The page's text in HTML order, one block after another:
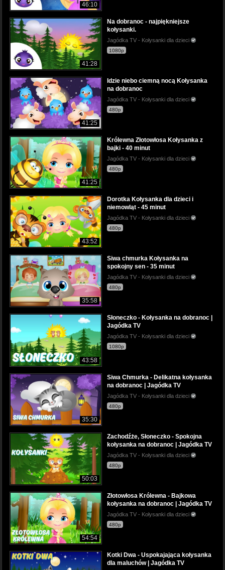
46:10
41:28
Na dobranoc - najpiękniejsze
kołysanki.
Jagódka TV - Kołysanki dla dzieci
1080p
41:25
Idzie niebo ciemną nocą Kołysanka
na dobranoc
Jagódka TV - Kołysanki dla dzieci
480p
41:25
Królewna Złotowłosa Kołysanka z
bajki - 40 minut
Jagódka TV - Kołysanki dla dzieci
480p
43:52
Dorotka Kołysanka dla dzieci i
niemowląt - 45 minut
Jagódka TV - Kołysanki dla dzieci
480p
35:58
Siwa chmurka Kołysanka na
spokojny sen - 35 minut
Jagódka TV - Kołysanki dla dzieci
480p
43:58
Słoneczko - Kołysanka na dobranoc |
Jagódka TV
Jagódka TV - Kołysanki dla dzieci
1080p
35:30
Siwa Chmurka - Delikatna kołysanka
na dobranoc | Jagódka TV
Jagódka TV - Kołysanki dla dzieci
480p
50:03
Zachodźże, Słoneczko - Spokojna
kołysanka na dobranoc | Jagódka TV
Jagódka TV - Kołysanki dla dzieci
480p
54:54
Złotowłosa Królewna - Bajkowa
kołysanka na dobranoc | Jagódka TV
Jagódka TV - Kołysanki dla dzieci
480p
Kotki Dwa - Uspokajająca kołysanka
dla maluchów | Jagódka TV